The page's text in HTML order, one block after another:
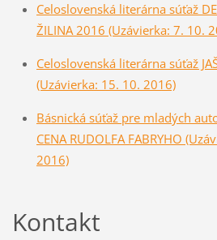
Celoslovenská literárna súťaž
ŽILINA 2016 (Uzávierka: 7. 10.
Celoslovenská literárna súťaž
(Uzávierka: 15. 10. 2016)
Básnická súťaž pre mladých
CENA RUDOLFA FABRYHO
2016)
Kontakt